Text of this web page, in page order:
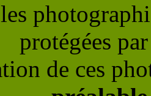
protégées
de ces